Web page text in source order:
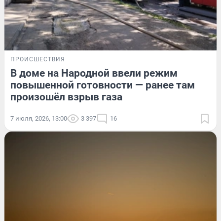
ПРОИСШЕСТВИЯ
В доме на Народной ввели режим
повышенной готовности — ранее там
произошёл взрыв газа
7 июля, 2026, 13:00 3 397 16